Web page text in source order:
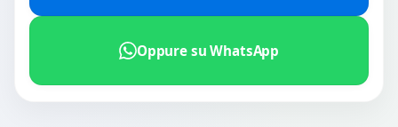
Oppure su WhatsApp